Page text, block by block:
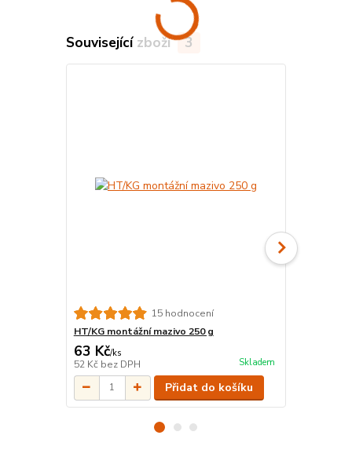
Související zboží 3
15 hodnocení
HT/KG montážní mazivo 250 g
63 Kč/ks
52 Kč bez DPH Skladem
Přidat do košíku